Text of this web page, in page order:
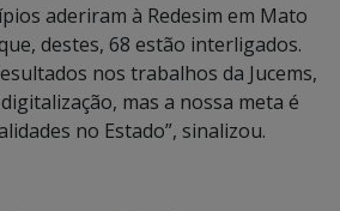
aderiram à Redesim em Mato
destes, 68 estão interligados.
nos trabalhos da Jucems,
mas a nossa meta é
no Estado”, sinalizou.